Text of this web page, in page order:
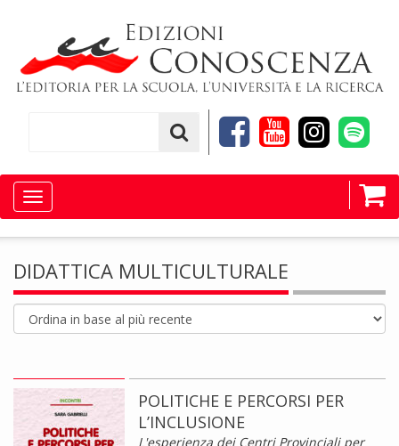
Toggle
navigation
DIDATTICA MULTICULTURALE
POLITICHE E PERCORSI PER
L’INCLUSIONE
L'esperienza dei Centri Provinciali per